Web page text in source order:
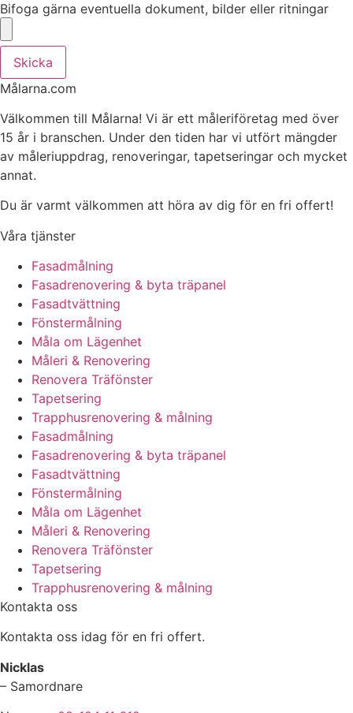
Bifoga gärna eventuella dokument, bilder eller ritningar
Skicka
Målarna.com
Välkommen till Målarna! Vi är ett måleriföretag med över
15 år i branschen. Under den tiden har vi utfört mängder
av måleriuppdrag, renoveringar, tapetseringar och mycket
annat.
Du är varmt välkommen att höra av dig för en fri offert!
Våra tjänster
Fasadmålning
Fasadrenovering & byta träpanel
Fasadtvättning
Fönstermålning
Måla om Lägenhet
Måleri & Renovering
Renovera Träfönster
Tapetsering
Trapphusrenovering & målning
Fasadmålning
Fasadrenovering & byta träpanel
Fasadtvättning
Fönstermålning
Måla om Lägenhet
Måleri & Renovering
Renovera Träfönster
Tapetsering
Trapphusrenovering & målning
Kontakta oss
Kontakta oss idag för en fri offert.
Nicklas
– Samordnare